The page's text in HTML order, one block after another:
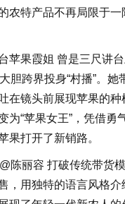
农特产品不再局限于一
苹果霞姐 曾是三尺讲
胆跨界投身“村播”。她
在镜头前展现苹果的
为“苹果女王”，凭借勇
果打开了新销路。
陈丽容 打破传统带货
，用独特的语言风格